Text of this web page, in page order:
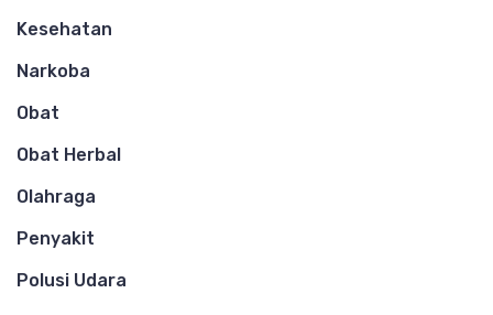
Kesehatan
Narkoba
Obat
Obat Herbal
Olahraga
Penyakit
Polusi Udara